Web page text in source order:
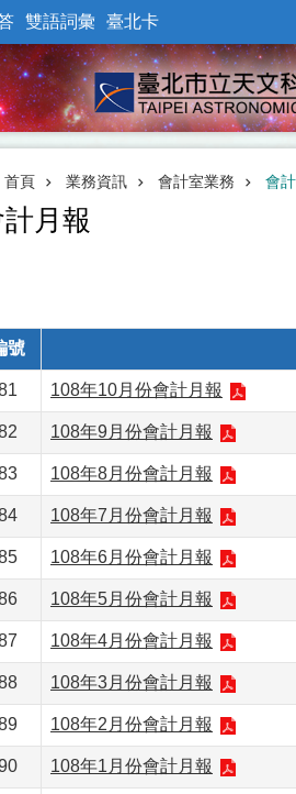
雙語詞彙 臺北卡
首頁 業務資訊 會計室業務 會
月報
號
108年10月份會計月報
108年9月份會計月報
108年8月份會計月報
108年7月份會計月報
108年6月份會計月報
108年5月份會計月報
108年4月份會計月報
108年3月份會計月報
108年2月份會計月報
108年1月份會計月報